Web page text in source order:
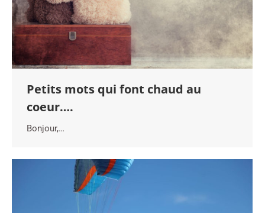
Petits mots qui font chaud au
coeur….
Bonjour,…